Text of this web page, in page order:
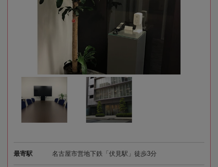
最寄駅 名古屋市営地下鉄「伏見駅」徒歩3分